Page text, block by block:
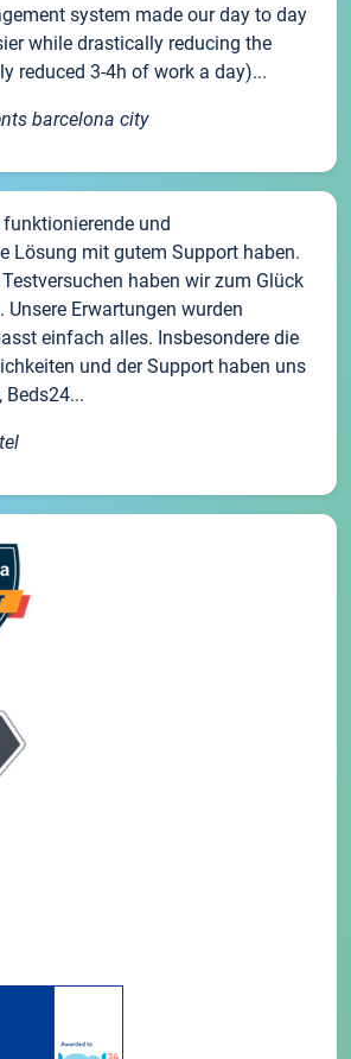
system made our day to day
while drastically reducing the
reduced 3-4h of work a day)...
barcelona city
und
Lösung mit gutem Support haben.
haben wir zum Glück
Unsere Erwartungen wurden
einfach alles. Insbesondere die
und der Support haben uns
Beds24...